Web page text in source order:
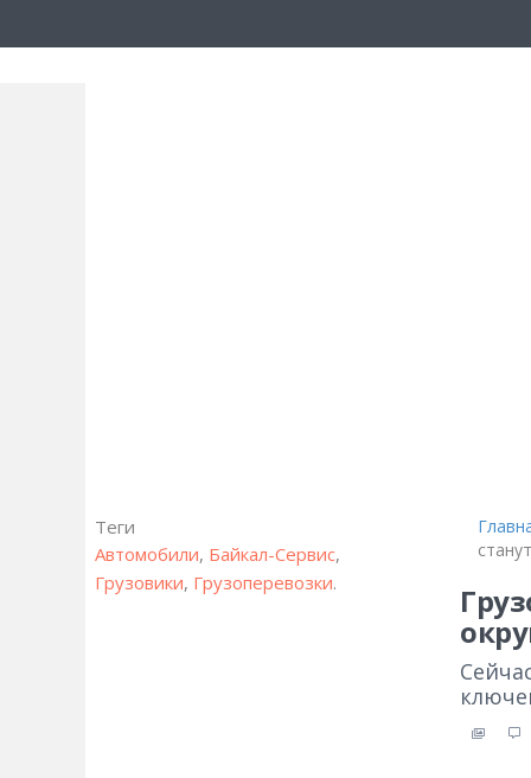
Теги
Автомобили, Байкал-Сервис,
Грузовики, Грузоперевозки.